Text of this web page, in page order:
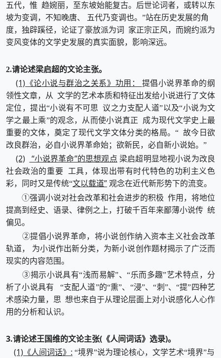
五代，惟 趋婉丽，至东坡始能复古。后世论词者，或转以东
坡为变调，不知晚唐、 五代乃变调也。”站在历史发展的角
度，独辟蹊径，论证了豪放派为词 家正宗正风，而婉约派为
变风变体的文学史发展的真实面貌，影响深远。
2.请论述梁启超的文论主张。
(1)《论小说与群治之关系》功用：
提倡小说界革命的纲
领性文章，从 文学的艺术本质和特征出发给小说进行了文体
定位，提出“小说有不可思 议之力支配人道”以及“小说为文
学之最上乘”的观念，从而使小说真正 成为现代文学史上最
重要的文体，奠定了现代文学文体分类的格局。“ 故今日欲
改良群治，必自小说界革命始；欲新民，必自新小说始。”
(2) “小说界革命”的思想观点 梁启超明显地视小说为改良
社会政治的重要 工具，体现出带有时代特色的功利主义色
彩，同时又是传统“文以载道” 观念在近代新形势下的流变。
①强调小说对社会改革和社会进步的积极 作用，将地位
提高到经史、语录、律例之上，打破千百年来鄙薄小说传 统
偏见。
②提倡小说界革命，将小说创作纳入资本主义社会改革
轨道， 为小说作出新分类，为新小说创作题材揭示了广泛而
现实的内容范围。
③揭示小说具有“浅而易解”、“乐而多趣”艺术特点，分
析了小说具有 “支配人道”的“熏”、“浸”、“刺”、“提”四种艺
术感染力量，思 想也来自于从理论层面上对小说感化人心作
用的分析和认识。
3.请论述王国维的文论主张(《人间词话》选录)。
(1)《人间词话》: “境界”说为理论核心，文学艺术“境界”与